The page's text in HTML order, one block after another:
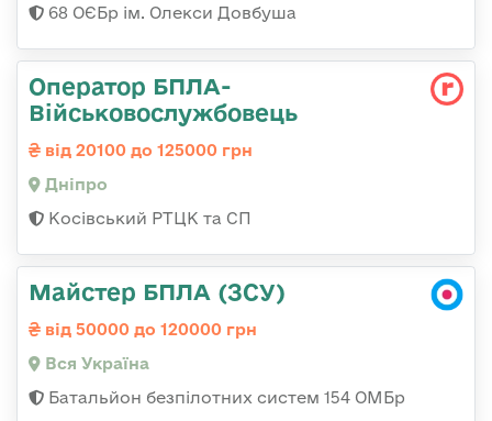
68 ОЄБр ім. Олекси Довбуша
Оператор БПЛА-
Військовослужбовець
від 20100 до 125000 грн
Дніпро
Косівський РТЦК та СП
Майстер БПЛА (ЗСУ)
від 50000 до 120000 грн
Вся Україна
Батальйон безпілотних систем 154 ОМБр